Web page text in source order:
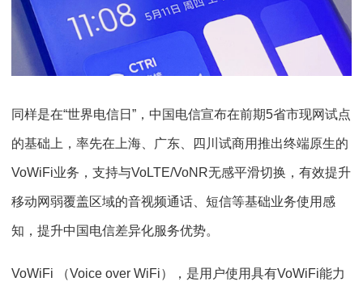
同样是在“世界电信日”，中国电信宣布在前期5省市现网试点
的基础上，率先在上海、广东、四川试商用推出终端原生的
VoWiFi业务，支持与VoLTE/VoNR无感平滑切换，有效提升
移动网弱覆盖区域的音视频通话、短信等基础业务使用感
知，提升中国电信差异化服务优势。
VoWiFi （Voice over WiFi），是用户使用具有VoWiFi能力